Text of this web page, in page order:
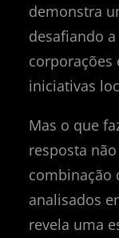
demonstra
desafiando
corporações
iniciativas
Mas o que
resposta
combinação
analisados
revela uma